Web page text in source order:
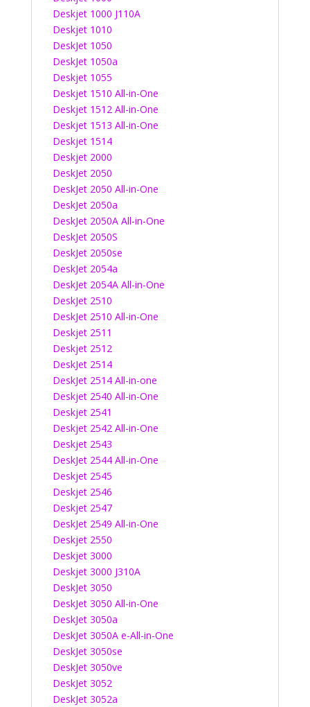
Deskjet 1000 J110A
Deskjet 1010
DeskJet 1050
DeskJet 1050a
Deskjet 1055
Deskjet 1510 All-in-One
Deskjet 1512 All-in-One
Deskjet 1513 All-in-One
Deskjet 1514
Deskjet 2000
DeskJet 2050
DeskJet 2050 All-in-One
DeskJet 2050a
DeskJet 2050A All-in-One
DeskJet 2050S
DeskJet 2050se
DeskJet 2054a
DeskJet 2054A All-in-One
DeskJet 2510
DeskJet 2510 All-in-One
Deskjet 2511
Deskjet 2512
DeskJet 2514
DeskJet 2514 All-in-one
Deskjet 2540 All-in-One
Deskjet 2541
Deskjet 2542 All-in-One
Deskjet 2543
DeskJet 2544 All-in-One
Deskjet 2545
Deskjet 2546
Deskjet 2547
DeskJet 2549 All-in-One
Deskjet 2550
Deskjet 3000
Deskjet 3000 J310A
DeskJet 3050
DeskJet 3050 All-in-One
DeskJet 3050a
DeskJet 3050A e-All-in-One
DeskJet 3050se
DeskJet 3050ve
DeskJet 3052
DeskJet 3052a